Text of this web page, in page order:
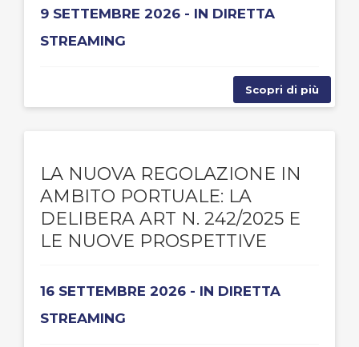
9 SETTEMBRE 2026 - IN DIRETTA
STREAMING
Scopri di più
LA NUOVA REGOLAZIONE IN
AMBITO PORTUALE: LA
DELIBERA ART N. 242/2025 E
LE NUOVE PROSPETTIVE
16 SETTEMBRE 2026 - IN DIRETTA
STREAMING